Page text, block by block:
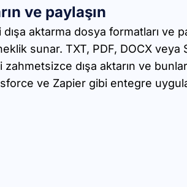
ve paylaşın
aktarma dosya formatları ve
sunar. TXT, PDF, DOCX veya
dışa aktarın ve
ve Zapier gibi entegre